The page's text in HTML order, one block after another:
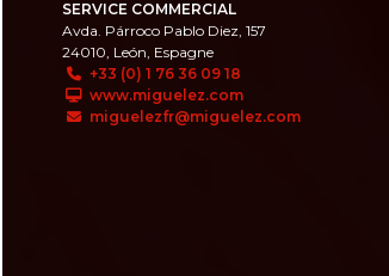
SERVICE COMMERCIAL
Avda. Párroco Pablo Diez, 157
24010, León, Espagne
+33 (0) 1 76 36 09 18
www.miguelez.com
miguelezfr@miguelez.com